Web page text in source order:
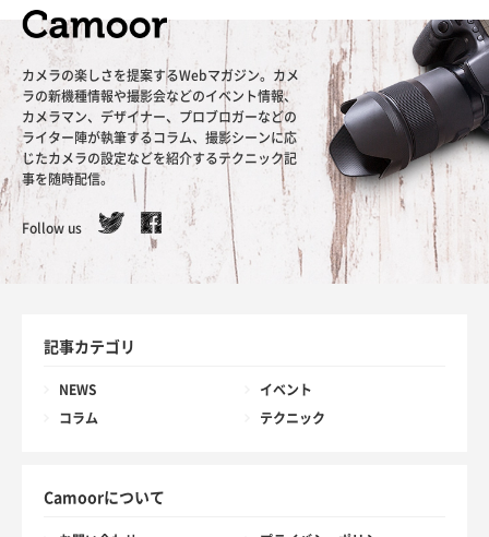
カメラの楽しさを提案するWebマガジン。カメ
ラの新機種情報や撮影会などのイベント情報、
カメラマン、デザイナー、プロブロガーなどの
ライター陣が執筆するコラム、撮影シーンに応
じたカメラの設定などを紹介するテクニック記
事を随時配信。
Follow us
記事カテゴリ
NEWS イベント
コラム テクニック
Camoorについて